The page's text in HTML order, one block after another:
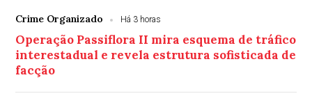
Crime Organizado Há 3 horas
Operação Passiflora II mira esquema de tráfico
interestadual e revela estrutura sofisticada de
facção